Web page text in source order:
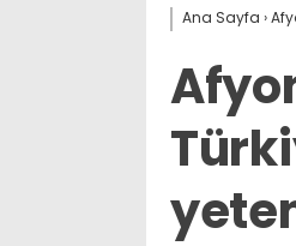
Ana Sayfa ›